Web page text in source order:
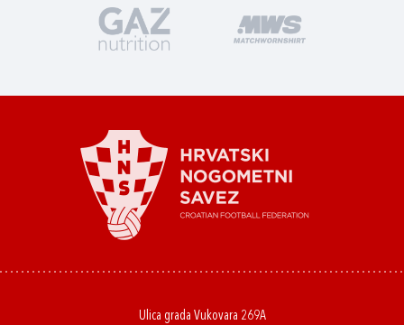
Ulica grada Vukovara 269A